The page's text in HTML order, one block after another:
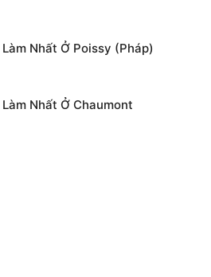
Nhất Ở Poissy (Pháp)
Nhất Ở Chaumont